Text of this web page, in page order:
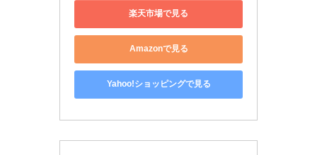
楽天市場で見る
Amazonで見る
Yahoo!ショッピングで見る